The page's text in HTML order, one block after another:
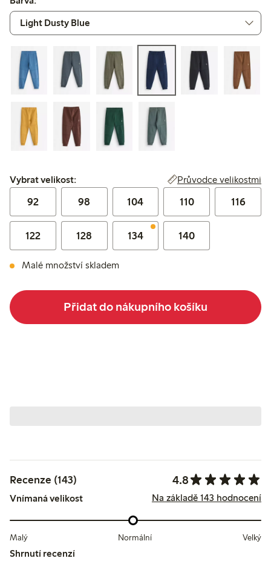
Vybrat velikost:
Vybrat velikost: Průvodce velikostmi
92 98 104 110 116
122 128 134 140
Malé množství skladem
Přidat do nákupního košíku
Recenze (143) 4.8
Vnímaná velikost Na základě 143 hodnocení
Malý Normální Velký
Shrnutí recenzí